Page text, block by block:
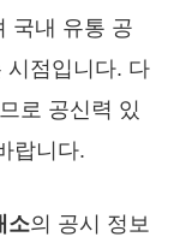
국내 유통 공
시점입니다. 다
로 공신력 있
랍니다.
소의 공시 정보